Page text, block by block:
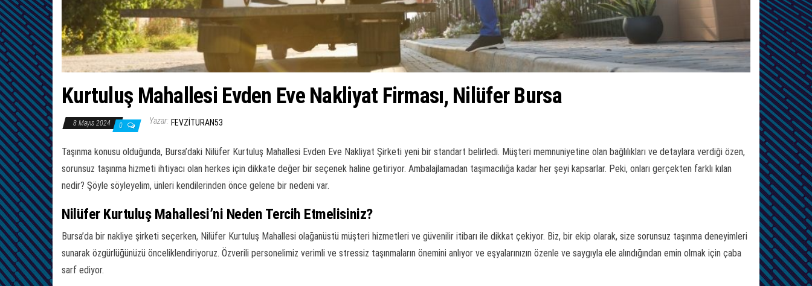
Kurtuluş Mahallesi Evden Eve Nakliyat Firması, Nilüfer Bursa
8 Mayıs 2024 0 Yazar: FEVZITURAN53
Taşınma konusu olduğunda, Bursa’daki Nilüfer Kurtuluş Mahallesi Evden Eve Nakliyat Şirketi yeni bir standart belirledi. Müşteri memnuniyetine olan bağlılıkları ve detaylara verdiği özen,
sorunsuz taşınma hizmeti ihtiyacı olan herkes için dikkate değer bir seçenek haline getiriyor. Ambalajlamadan taşımacılığa kadar her şeyi kapsarlar. Peki, onları gerçekten farklı kılan
nedir? Şöyle söyleyelim, ünleri kendilerinden önce gelene bir nedeni var.
Nilüfer Kurtuluş Mahallesi’ni Neden Tercih Etmelisiniz?
Bursa’da bir nakliye şirketi seçerken, Nilüfer Kurtuluş Mahallesi olağanüstü müşteri hizmetleri ve güvenilir itibarı ile dikkat çekiyor. Biz, bir ekip olarak, size sorunsuz taşınma deneyimleri
sunarak özgürlüğünüzü önceliklendiriyoruz. Özverili personelimiz verimli ve stressiz taşınmaların önemini anlıyor ve eşyalarınızın özenle ve saygıyla ele alındığından emin olmak için çaba
sarf ediyor.